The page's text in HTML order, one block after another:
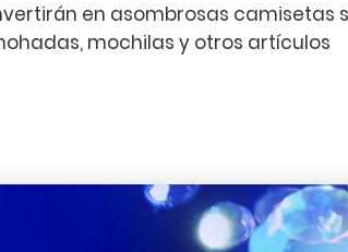
en asombrosas camisetas
mochilas y otros artículos